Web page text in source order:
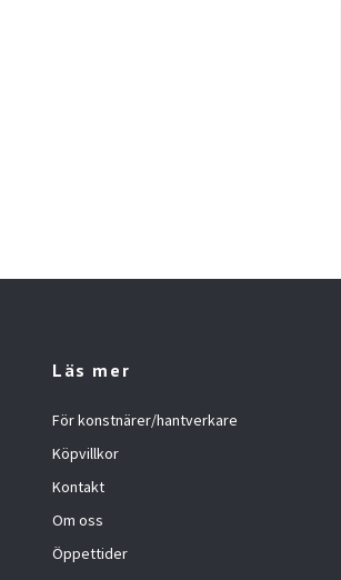
Läs mer
För konstnärer/hantverkare
Köpvillkor
Kontakt
Om oss
Öppettider